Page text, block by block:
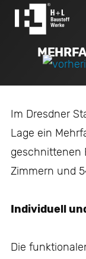
Im Dresdner
Lage ein
geschnittenen
Zimmern und
Individuell
Die